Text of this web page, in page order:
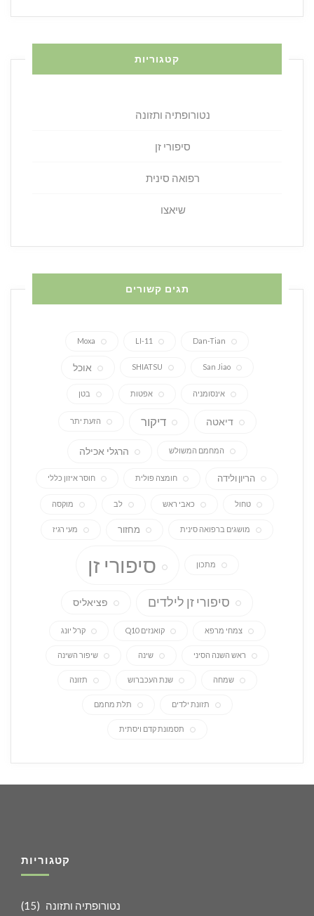
קטגוריות
נטורופתיה ותזונה
סיפורי זן
רפואה סינית
שיאצו
תגים קשורים
Dan-Tian
LI-11
Moxa
San Jiao
SHIATSU אוכל
אינסומניה אפטות בטן
דיאטה דיקור הזעת יתר
המחמם המשולש הרגלי אכילה
הריון ולידה חומצה פולית חוסר איזון כללי
טחול כאבי ראש לב מוקסה
מושגים ברפואה סינית מחזור מעי רגיז
מתכון סיפורי זן
סיפורי זן לילדים פציאליס
צמחי מרפא קואנזים Q10 קרל יונג
ראש השנה הסיני שינה שיפור השינה
שמחה שנת העכברוש תזונה
תזונת ילדים תלת מחמם
תסמונת קדם ויסתית
קטגוריות
נטורופתיה ותזונה (15)